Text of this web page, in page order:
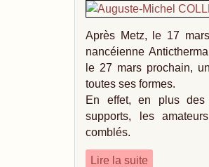
Après Metz, le 17
nancéienne
le 27 mars prochain,
toutes ses formes.
En effet, en plus des
supports, les
comblés.
Lire la suite